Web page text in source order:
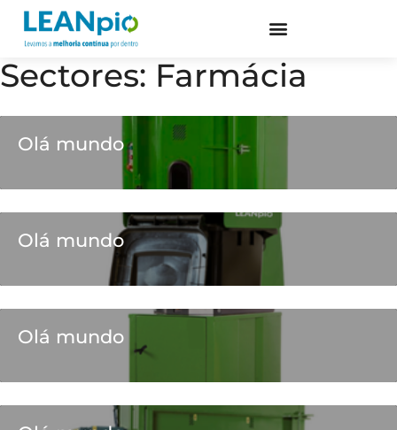
Sectores: Farmácia
Olá mundo
Olá mundo
Olá mundo